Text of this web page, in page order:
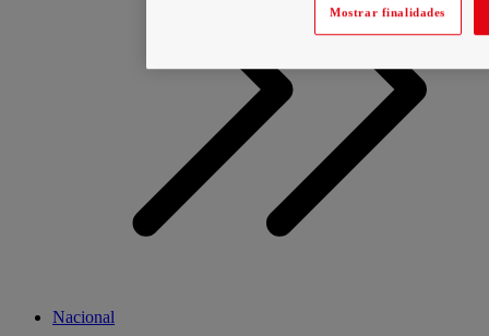
Nacional
Mostrar finalidades